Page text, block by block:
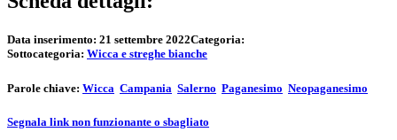
Data inserimento: 21 settembre 2022Categoria:
Sottocategoria: Wicca e streghe bianche
Parole chiave: Wicca Campania Salerno Paganesimo Neopaganesimo
Segnala link non funzionante o sbagliato